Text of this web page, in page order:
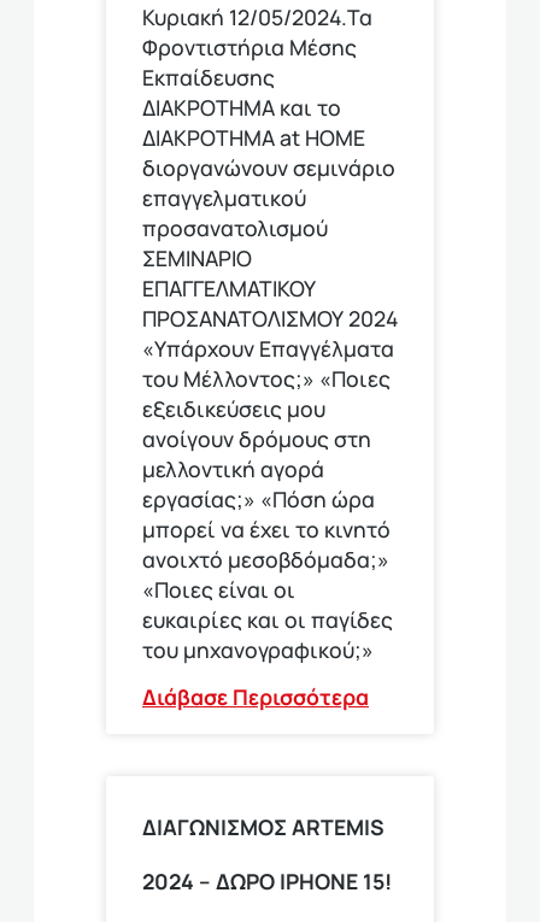
Κυριακή 12/05/2024.Τα
Φροντιστήρια Μέσης
Εκπαίδευσης
ΔΙΑΚΡΟΤΗΜΑ και το
ΔΙΑΚΡΟΤΗΜΑ at HOME
διοργανώνουν σεμινάριο
επαγγελματικού
προσανατολισμού
ΣΕΜΙΝΑΡΙΟ
ΕΠΑΓΓΕΛΜΑΤΙΚΟΥ
ΠΡΟΣΑΝΑΤΟΛΙΣΜΟΥ 2024
«Υπάρχουν Επαγγέλματα
του Μέλλοντος;» «Ποιες
εξειδικεύσεις μου
ανοίγουν δρόμους στη
μελλοντική αγορά
εργασίας;» «Πόση ώρα
μπορεί να έχει το κινητό
ανοιχτό μεσοβδόμαδα;»
«Ποιες είναι οι
ευκαιρίες και οι παγίδες
του μηχανογραφικού;»
Διάβασε Περισσότερα
ΔΙΑΓΩΝΙΣΜΟΣ ΑRTEMIS
2024 – ΔΩΡΟ IPHONE 15!